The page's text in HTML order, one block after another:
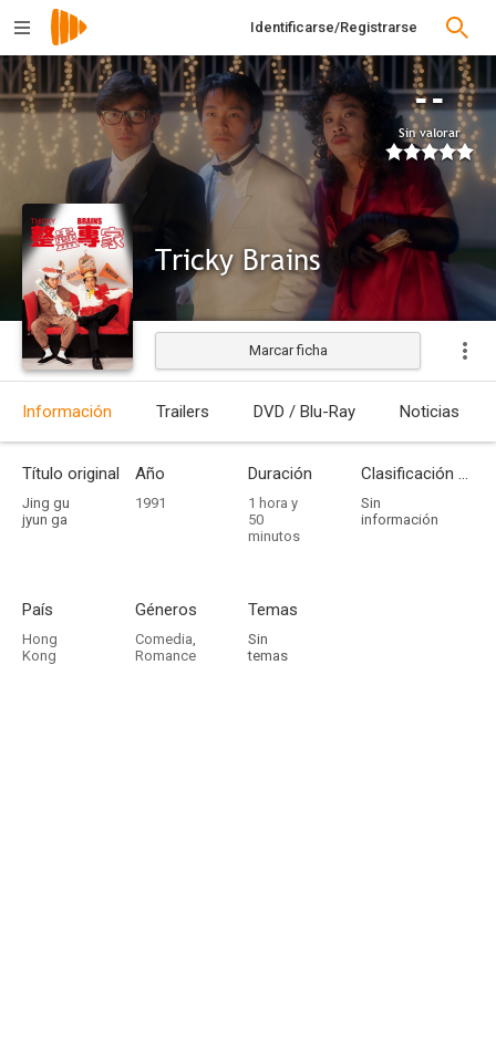
Identificarse/Registrarse
--
Sin valorar
Tricky Brains
Estrenada
Marcar ficha
Información Trailers DVD / Blu-Ray Noticias
Título original
Jing gu
jyun ga
Año
1991
Duración
1 hora y
50
minutos
Clasificación por edades
Sin
información
País
Hong
Kong
Géneros
Comedia,
Romance
Temas
Sin
temas